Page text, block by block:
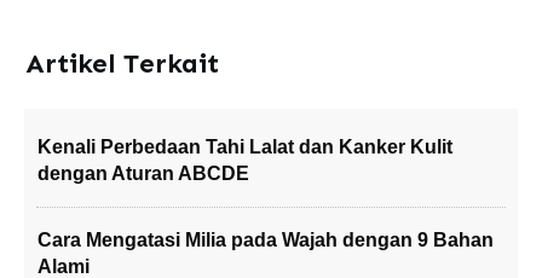
Artikel Terkait
Kenali Perbedaan Tahi Lalat dan Kanker Kulit
dengan Aturan ABCDE
Cara Mengatasi Milia pada Wajah dengan 9 Bahan
Alami